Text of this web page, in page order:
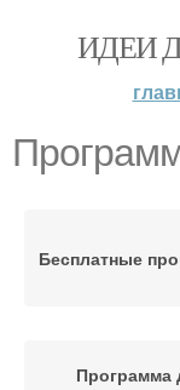
ИДЕИ
Бесплатные
Программа